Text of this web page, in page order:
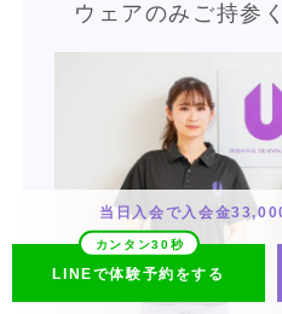
ウェアのみご持参
当日入会で入会金
LINEで体験予約をする